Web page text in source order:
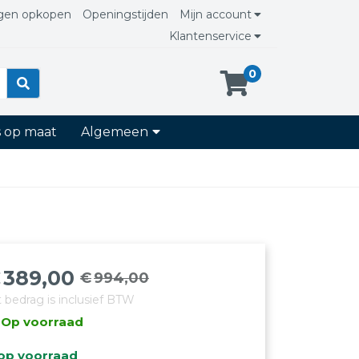
opkopen Openingstijden
Mijn account
Klantenservice
0
op maat Algemeen
€994,00
389,00
bedrag is inclusief BTW
Op voorraad
voorraad